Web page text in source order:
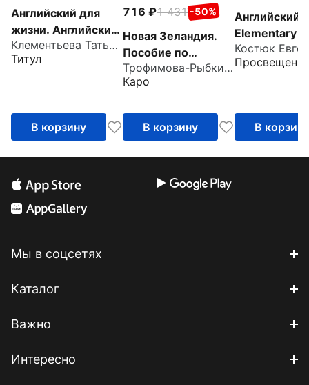
Английский для
жизни. Английский
язык в реальных
ситуациях.
Клементьева Татьяна Борисовна
Титул
В корзину
716 1 431 -50%
Новая Зеландия.
Пособие по
страноведению.
География,
Трофимова-Рыбкина Екатерина Анатольевна
Каро
В корзину
Английский
Elementary
В корзину
Мы в соцсетях
Каталог
Важно
Интересно